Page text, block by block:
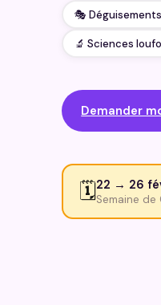
🎭
🔬 Sciences
Demander
🗓️22 → 26
Semaine de